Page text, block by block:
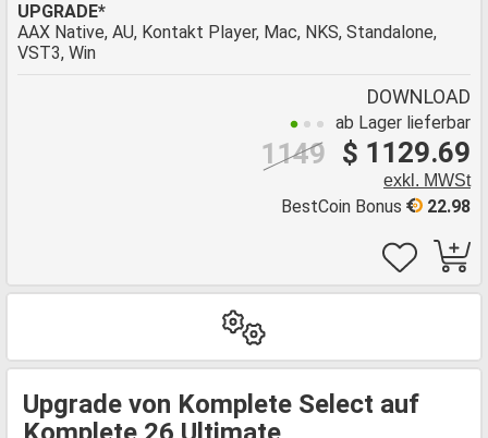
UPGRADE*
AAX Native, AU, Kontakt Player, Mac, NKS, Standalone,
VST3, Win
DOWNLOAD
ab Lager lieferbar
$ 1129.69
1149
exkl. MWSt
22.98
BestCoin Bonus
Upgrade von Komplete Select auf